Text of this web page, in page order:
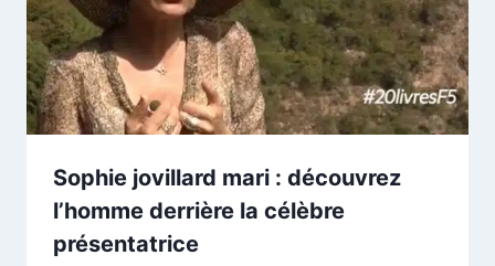
Sophie jovillard mari : découvrez
l’homme derrière la célèbre
présentatrice